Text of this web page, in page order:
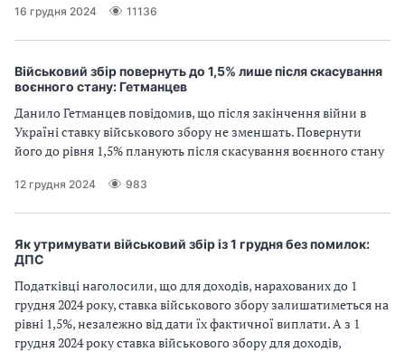
16 грудня 2024 11136
Військовий збір повернуть до 1,5% лише після скасування
воєнного стану: Гетманцев
Данило Гетманцев повідомив, що після закінчення війни в
Україні ставку військового збору не зменшать. Повернути
його до рівня 1,5% планують після скасування воєнного стану
12 грудня 2024 983
Як утримувати військовий збір із 1 грудня без помилок:
ДПС
Податківці наголосили, що для доходів, нарахованих до 1
грудня 2024 року, ставка військового збору залишатиметься на
рівні 1,5%, незалежно від дати їх фактичної виплати. А з 1
грудня 2024 року ставка військового збору для доходів,